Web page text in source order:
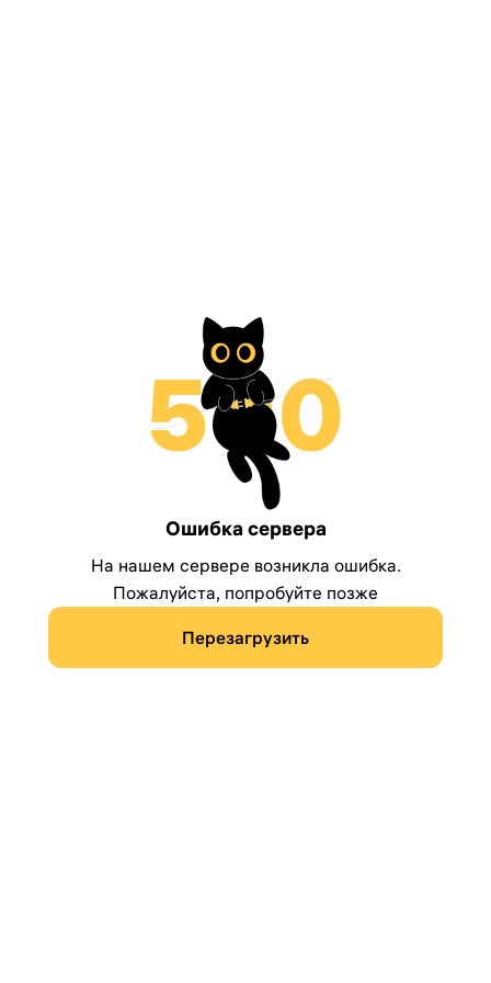
Ошибка сервера
На нашем сервере возникла ошибка.
Пожалуйста, попробуйте позже
Перезагрузить